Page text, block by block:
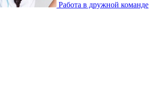
Работа в дружной команде